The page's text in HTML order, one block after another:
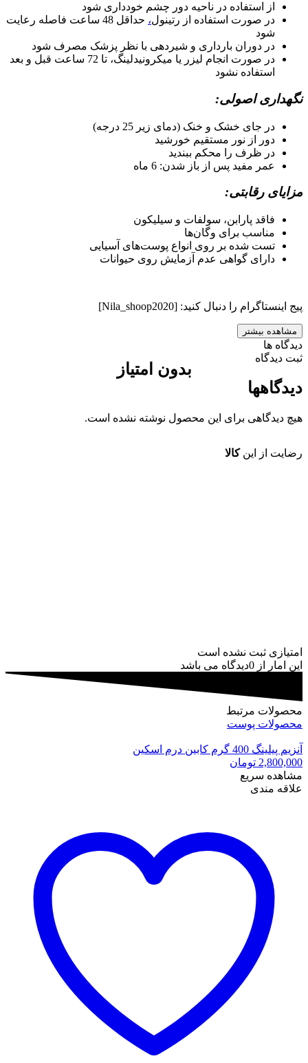
از استفاده در ناحیه دور چشم خودداری شود
در صورت استفاده از رتینول،
حداقل 48 ساعت فاصله رعایت
شود
در دوران بارداری و شیردهی با نظر پزشک مصرف شود
در صورت انجام لیزر یا میکرونیدلینگ، تا 72 ساعت قبل و بعد
استفاده نشود
نگهداری اصولی:
در جای خشک و خنک (دمای زیر 25 درجه)
دور از نور مستقیم خورشید
در ظرف را محکم ببندید
عمر مفید پس از باز شدن: 6 ماه
مزایای رقابتی:
فاقد پارابن، سولفات و سیلیکون
مناسب برای وگان‌ها
تست شده بر روی انواع پوست‌های آسیایی
دارای گواهی عدم آزمایش روی حیوانات
پیج اینستاگرام را دنبال کنید: [Nila_shoop2020]
مشاهده بیشتر
دیدگاه ها
ثبت دیدگاه
دیدگاهها
هیچ دیدگاهی برای این محصول نوشته نشده است.
رضایت از اینکالا
بدون امتیاز
امتیازی ثبت نشده است
این امار از 0دیدگاه می باشد
محصولات مرتبط
محصولات پوست
آنزیم پیلینگ 400 گرم کابین درم اسکین
2,800,000 تومان
مشاهده سریع
علاقه مندی